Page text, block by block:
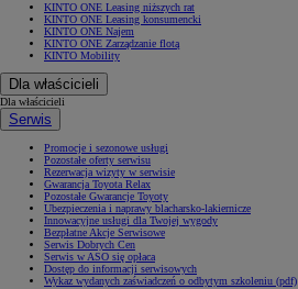
KINTO ONE Leasing niższych rat
KINTO ONE Leasing konsumencki
KINTO ONE Najem
KINTO ONE Zarządzanie flotą
KINTO Mobility
Dla właścicieli
Dla właścicieli
Serwis
Promocje i sezonowe usługi
Pozostałe oferty serwisu
Rezerwacja wizyty w serwisie
Gwarancja Toyota Relax
Pozostałe Gwarancje Toyoty
Ubezpieczenia i naprawy blacharsko-lakiernicze
Innowacyjne usługi dla Twojej wygody
Bezpłatne Akcje Serwisowe
Serwis Dobrych Cen
Serwis w ASO się opłaca
Dostęp do informacji serwisowych
Wykaz wydanych zaświadczeń o odbytym szkoleniu (pdf)